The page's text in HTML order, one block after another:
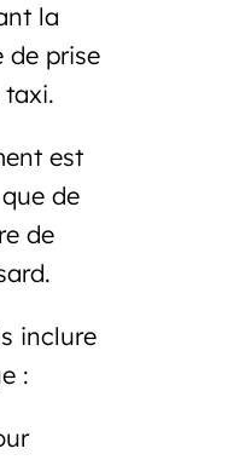
la
prise
taxi.
est
de
de
inclure
: